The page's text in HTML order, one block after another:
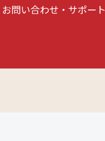
お問い合わせ・サポート